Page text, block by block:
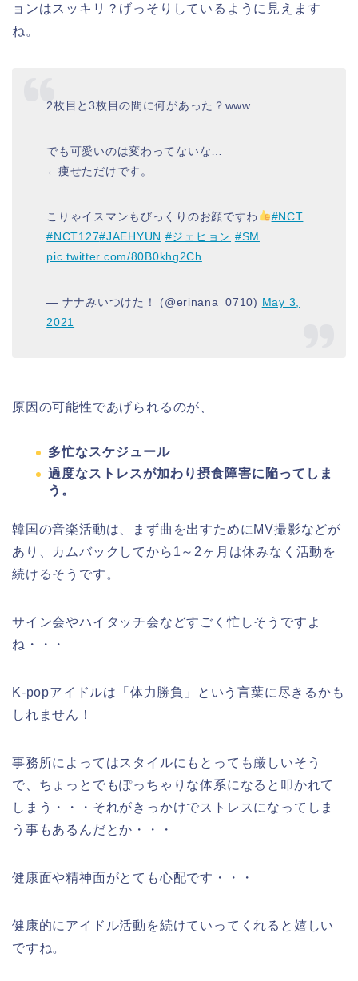
ョンはスッキリ？げっそりしているように見えます
ね。
2枚目と3枚目の間に何があった？www
でも可愛いのは変わってないな…
←痩せただけです。
こりゃイスマンもびっくりのお顔ですわ
#NCT
#NCT127#JAEHYUN #ジェヒョン #SM
pic.twitter.com/80B0khg2Ch
— ナナみいつけた！ (@erinana_0710) May 3,
2021
原因の可能性であげられるのが、
多忙なスケジュール
過度なストレスが加わり摂食障害に陥ってしま
う。
韓国の音楽活動は、まず曲を出すためにMV撮影などが
あり、カムバックしてから1～2ヶ月は休みなく活動を
続けるそうです。
サイン会やハイタッチ会などすごく忙しそうですよ
ね・・・
K-popアイドルは「体力勝負」という言葉に尽きるかも
しれません！
事務所によってはスタイルにもとっても厳しいそう
で、ちょっとでもぽっちゃりな体系になると叩かれて
しまう・・・それがきっかけでストレスになってしま
う事もあるんだとか・・・
健康面や精神面がとても心配です・・・
健康的にアイドル活動を続けていってくれると嬉しい
ですね。